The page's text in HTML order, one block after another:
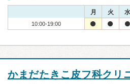
月 火 水
10:00-19:00
かまだたきこ皮フ科クリ